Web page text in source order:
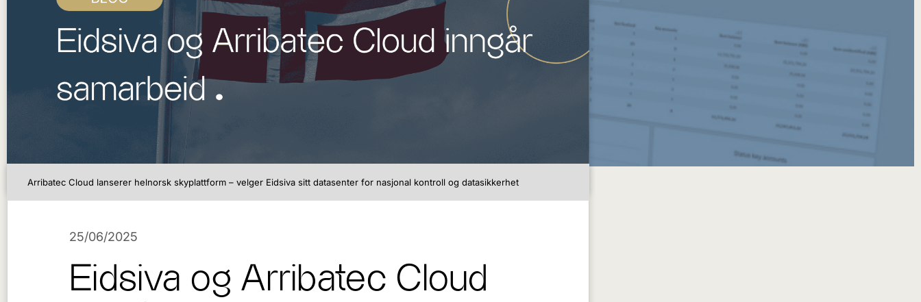
Arribatec Cloud lanserer helnorsk skyplattform – velger Eidsiva sitt datasenter for nasjonal kontroll og datasikkerhet
25/06/2025
Eidsiva og Arribatec Cloud